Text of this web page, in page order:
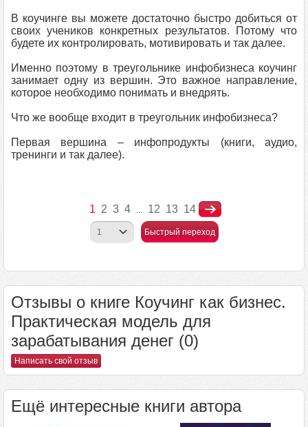
В коучинге вы можете достаточно быстро добиться от
своих учеников конкретных результатов. Потому что
будете их контролировать, мотивировать и так далее.
Именно поэтому в треугольнике инфобизнеса коучинг
занимает одну из вершин. Это важное направление,
которое необходимо понимать и внедрять.
Что же вообще входит в треугольник инфобизнеса?
Первая вершина – инфопродукты (книги, аудио,
тренинги и так далее).
1 2 3 4 ... 12 13 14
Быстрый переход
Отзывы о книге Коучинг как бизнес.
Практическая модель для
зарабатывания денег (0)
Написать свой отзыв
Ещё интересные книги автора